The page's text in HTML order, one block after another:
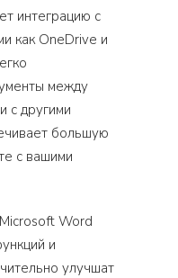
интеграцию с
как OneDrive и
между
с другими
большую
с вашими
Word
и
улучшат